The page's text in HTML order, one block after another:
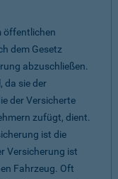
öffentlichen
dem Gesetz
abzuschließen.
da sie der
der Versicherte
zufügt, dient.
ist die
Versicherung ist
Fahrzeug. Oft